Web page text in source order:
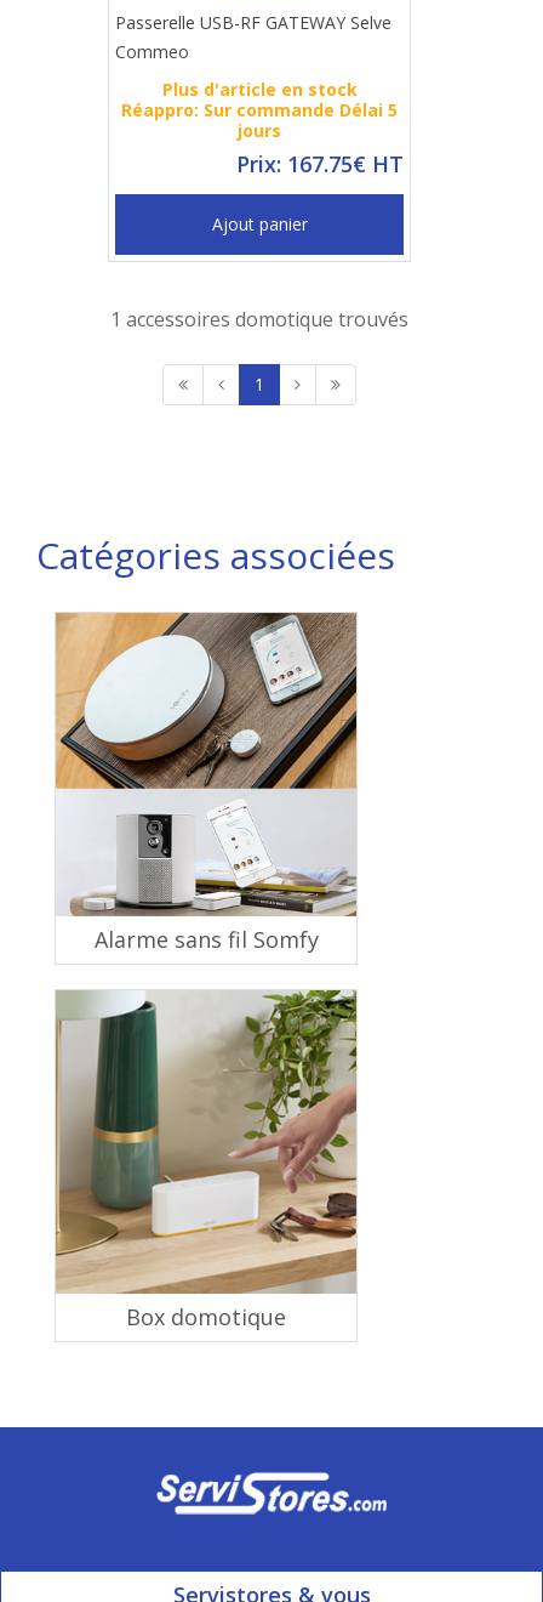
Passerelle USB-RF GATEWAY Selve
Commeo
Plus d'article en stock
Réappro: Sur commande Délai 5
jours
Prix: 167.75€ HT
Ajout panier
1 accessoires domotique trouvés
1
Catégories associées
Alarme sans fil Somfy
Box domotique
Servistores & vous